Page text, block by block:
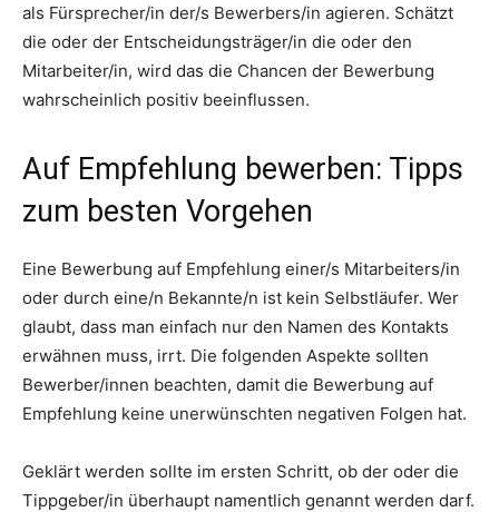
als Fürsprecher/in der/s Bewerbers/in agieren. Schätzt
die oder der Entscheidungsträger/in die oder den
Mitarbeiter/in, wird das die Chancen der Bewerbung
wahrscheinlich positiv beeinflussen.
Auf Empfehlung bewerben: Tipps
zum besten Vorgehen
Eine Bewerbung auf Empfehlung einer/s Mitarbeiters/in
oder durch eine/n Bekannte/n ist kein Selbstläufer. Wer
glaubt, dass man einfach nur den Namen des Kontakts
erwähnen muss, irrt. Die folgenden Aspekte sollten
Bewerber/innen beachten, damit die Bewerbung auf
Empfehlung keine unerwünschten negativen Folgen hat.
Geklärt werden sollte im ersten Schritt, ob der oder die
Tippgeber/in überhaupt namentlich genannt werden darf.